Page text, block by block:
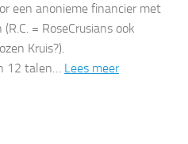
een anonieme financier met
= RoseCrusians ook
Kruis?).
12 talen… Lees meer